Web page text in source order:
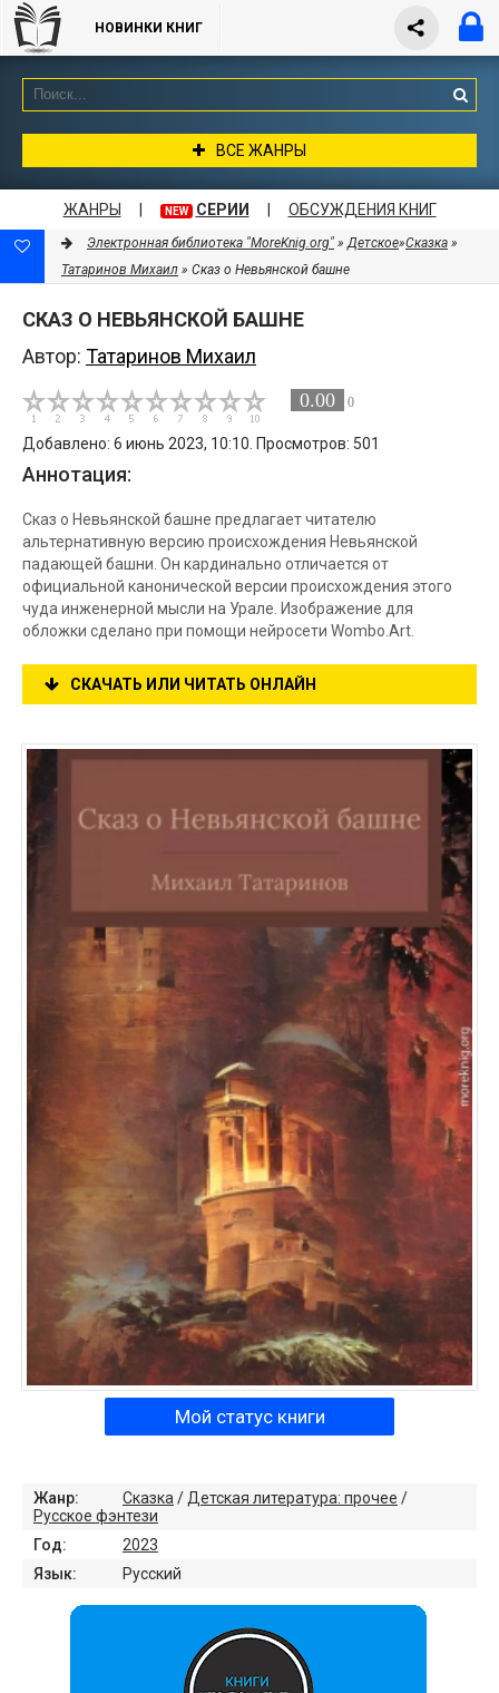
НОВИНКИ КНИГ
ВСЕ ЖАНРЫ
ЖАНРЫ NEW СЕРИИ ОБСУЖДЕНИЯ КНИГ
Электронная библиотека "MoreKnig.org" »Детское»Сказка »
Татаринов Михаил » Сказ о Невьянской башне
СКАЗ О НЕВЬЯНСКОЙ БАШНЕ
Автор: Татаринов Михаил
0.00 0
Добавлено: 6 июнь 2023, 10:10. Просмотров: 501
Аннотация:
Сказ о Невьянской башне предлагает читателю
альтернативную версию происхождения Невьянской
падающей башни. Он кардинально отличается от
официальной канонической версии происхождения этого
чуда инженерной мысли на Урале. Изображение для
обложки сделано при помощи нейросети Wombo.Art.
СКАЧАТЬ ИЛИ ЧИТАТЬ ОНЛАЙН
Мой статус книги
Жанр: Сказка / Детская литература: прочее /
Русское фэнтези
Год:
2023
Язык:
Русский